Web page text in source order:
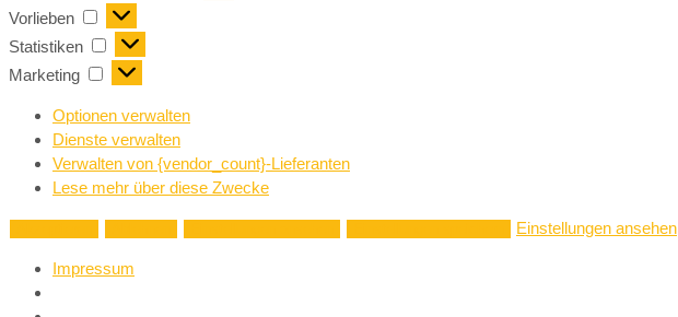
Vorlieben
Statistiken
Marketing
Optionen verwalten
Dienste verwalten
Verwalten von {vendor_count}-Lieferanten
Lese mehr über diese Zwecke
Einstellungen ansehen
Impressum